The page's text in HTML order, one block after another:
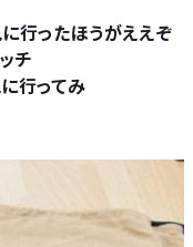
行ったほうがええぞ
チ
行ってみ